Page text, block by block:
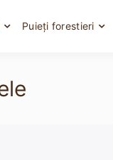
Puieți forestieri